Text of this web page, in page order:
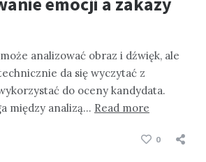
analizować obraz i dźwięk, ale
da się wyczytać z
do oceny kandydata.
między analizą… Read more
0